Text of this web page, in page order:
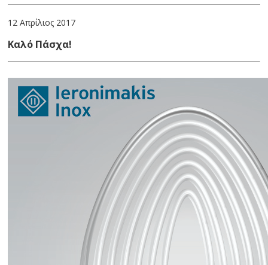
12 Απρίλιος 2017
Καλό Πάσχα!